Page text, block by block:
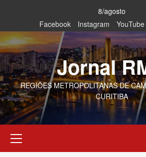
content
8/agosto
Facebook
Instagram YouTube
Jornal
REGIÕES METROPOLITANAS DE
CURITIBA
Menu